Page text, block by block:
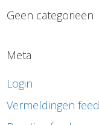
Geen categorieën
Meta
Login
Vermeldingen feed